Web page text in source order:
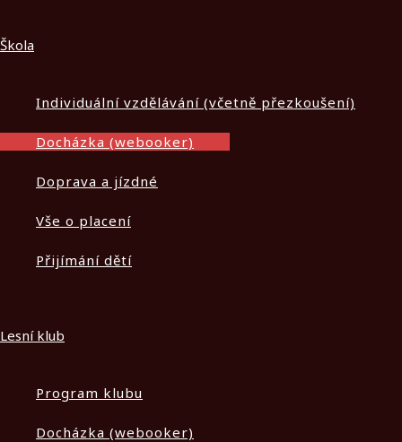
Škola
Individuální vzdělávání (včetně přezkoušení)
Docházka (webooker)
Doprava a jízdné
Vše o placení
Přijímání dětí
Lesní klub
Program klubu
Docházka (webooker)